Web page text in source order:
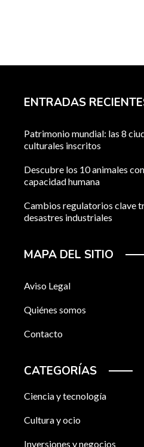
ENTRADAS
Patrimonio mundial: las 8
culturales inscritos
Descubre los 10 animales
capacidad humana
Cambios regulatorios clave
desastres industriales
MAPA DEL SITIO
Aviso Legal
Quiénes somos
Contacto
CATEGORÍAS
Ciencia y tecnología
Cultura y ocio
Inversiones y negocios